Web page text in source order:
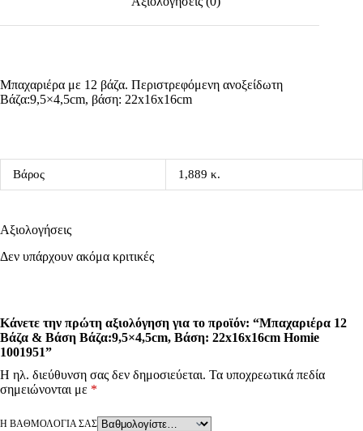
Μπαχαριέρα με 12 βάζα. Περιστρεφόμενη ανοξείδωτη
Βάζα:9,5×4,5cm, βάση: 22x16x16cm
Βάρος 1,889 κ.
Αξιολογήσεις
Δεν υπάρχουν ακόμα κριτικές
Κάνετε την πρώτη αξιολόγηση για το προϊόν: “Μπαχαριέρα 12
Βάζα & Βάση Βάζα:9,5×4,5cm, Βάση: 22x16x16cm Homie
1001951”
Η ηλ. διεύθυνση σας δεν δημοσιεύεται. Τα υποχρεωτικά πεδία
σημειώνονται με *
Η ΒΑΘΜΟΛΟΓΊΑ ΣΑΣ